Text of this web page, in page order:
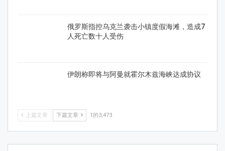
俄罗斯指控乌克兰袭击小镇度假海滩，造成7
人死亡数十人受伤
伊朗称即将与阿曼就霍尔木兹海峡达成协议
上篇文章 下篇文章 1的3,473